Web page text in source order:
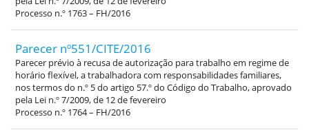
Processo n.º 1763 – FH/2016
Parecer nº551/CITE/2016
Parecer prévio à recusa de autorização para trabalho em regime de
horário flexível, a trabalhadora com responsabilidades familiares,
nos termos do n.º 5 do artigo 57.º do Código do Trabalho, aprovado
pela Lei n.º 7/2009, de 12 de fevereiro
Processo n.º 1764 – FH/2016